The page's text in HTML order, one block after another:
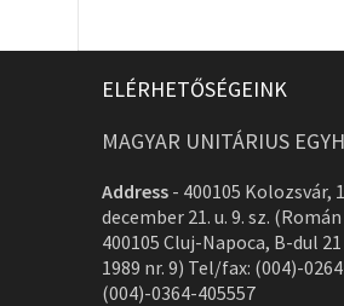
ELÉRHETŐSÉGEINK
MAGYAR UNITÁRIUS
Address - 400105 Kolozsvár,
december 21. u. 9. sz.
400105 Cluj-Napoca, B-dul
1989 nr. 9) Tel/fax: (004)-
(004)-0364-405557